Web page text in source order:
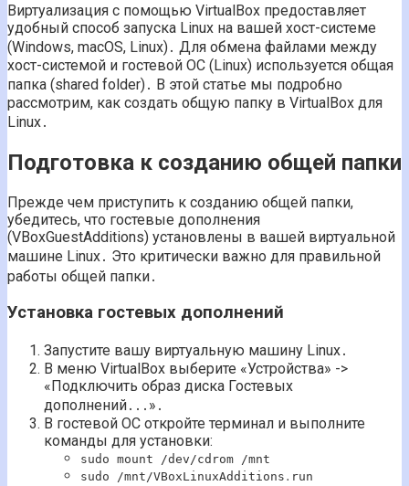
Виртуализация с помощью VirtualBox предоставляет
удобный способ запуска Linux на вашей хост-системе
(Windows, macOS, Linux)․ Для обмена файлами между
хост-системой и гостевой ОС (Linux) используется общая
папка (shared folder)․ В этой статье мы подробно
рассмотрим, как создать общую папку в VirtualBox для
Linux․
Подготовка к созданию общей папки
Прежде чем приступить к созданию общей папки,
убедитесь, что гостевые дополнения
(VBoxGuestAdditions) установлены в вашей виртуальной
машине Linux․ Это критически важно для правильной
работы общей папки․
Установка гостевых дополнений
Запустите вашу виртуальную машину Linux․
В меню VirtualBox выберите «Устройства» ->
«Подключить образ диска Гостевых
дополнений․․․»․
В гостевой ОС откройте терминал и выполните
команды для установки:
sudo mount /dev/cdrom /mnt
sudo /mnt/VBoxLinuxAdditions․run